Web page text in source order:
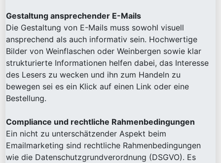
Gestaltung ansprechender E-Mails
Die Gestaltung von E-Mails muss sowohl visuell
ansprechend als auch informativ sein. Hochwertige
Bilder von Weinflaschen oder Weinbergen sowie klar
strukturierte Informationen helfen dabei, das Interesse
des Lesers zu wecken und ihn zum Handeln zu
bewegen sei es ein Klick auf einen Link oder eine
Bestellung.
Compliance und rechtliche Rahmenbedingungen
Ein nicht zu unterschätzender Aspekt beim
Emailmarketing sind rechtliche Rahmenbedingungen
wie die Datenschutzgrundverordnung (DSGVO). Es